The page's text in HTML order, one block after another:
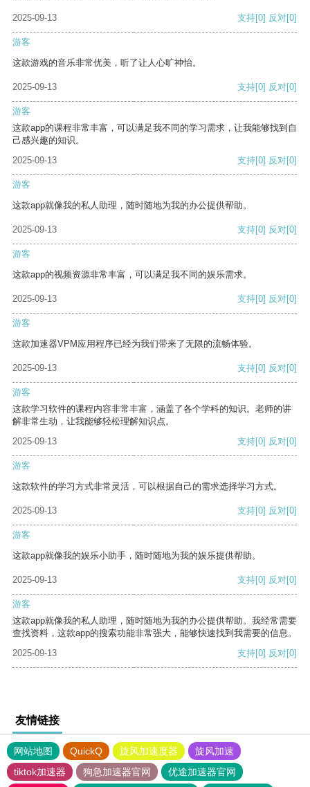
2025-09-13 支持[0] 反对[0]
游客
这款游戏的音乐非常优美，听了让人心旷神怡。
2025-09-13 支持[0] 反对[0]
游客
这款app的课程非常丰富，可以满足我不同的学习需求，让我能够找到自
己感兴趣的知识。
2025-09-13
支持[0] 反对[0]
游客
这款app就像我的私人助理，随时随地为我的办公提供帮助。
2025-09-13 支持[0] 反对[0]
游客
这款app的视频资源非常丰富，可以满足我不同的娱乐需求。
2025-09-13 支持[0] 反对[0]
游客
这款加速器VPM应用程序已经为我们带来了无限的流畅体验。
2025-09-13 支持[0] 反对[0]
游客
这款学习软件的课程内容非常丰富，涵盖了各个学科的知识。老师的讲
解非常生动，让我能够轻松理解知识点。
2025-09-13
支持[0] 反对[0]
游客
这款软件的学习方式非常灵活，可以根据自己的需求选择学习方式。
2025-09-13 支持[0] 反对[0]
游客
这款app就像我的娱乐小助手，随时随地为我的娱乐提供帮助。
2025-09-13 支持[0] 反对[0]
游客
这款app就像我的私人助理，随时随地为我的办公提供帮助。我经常需要
查找资料，这款app的搜索功能非常强大，能够快速找到我需要的信息。
2025-09-13
支持[0] 反对[0]
友情链接
网站地图 QuickQ 旋风加速度器
旋风加速
tiktok加速器
狗急加速器官网 优途加速器官网